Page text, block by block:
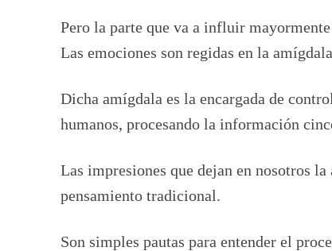
Pero la parte que va a influir
Las emociones son regidas en la
Dicha amígdala es la encargada de
humanos, procesando la información
Las impresiones que dejan en nosotros
pensamiento tradicional.
Son simples pautas para entender el